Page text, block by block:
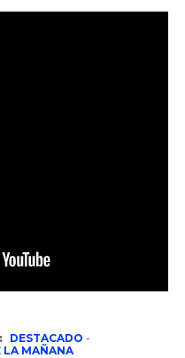
DESTACADO -
LA MAÑANA